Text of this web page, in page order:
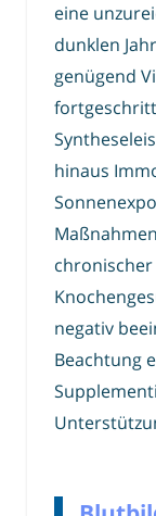
eine
dunklen
genügend
hinaus
negativ
Beachtung